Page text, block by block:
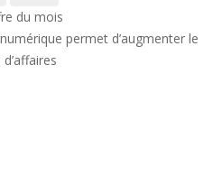
du mois
permet d’augmenter le